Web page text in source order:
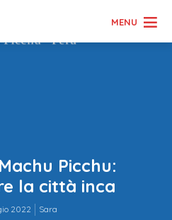
MENU
Picchu:
la città inca
2022 Sara